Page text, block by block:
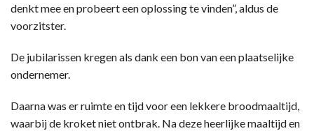
denkt mee en probeert een oplossing te vinden”, aldus de
voorzitster.
De jubilarissen kregen als dank een bon van een plaatselijke
ondernemer.
Daarna was er ruimte en tijd voor een lekkere broodmaaltijd,
waarbij de kroket niet ontbrak. Na deze heerlijke maaltijd en